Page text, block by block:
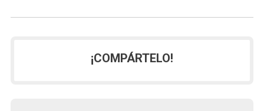
¡COMPÁRTELO!